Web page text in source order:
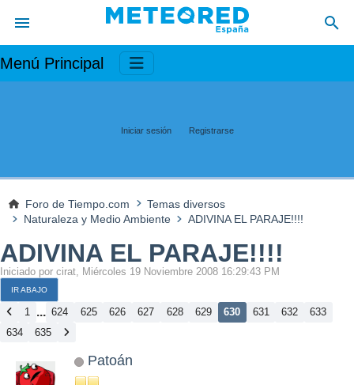
Menú Principal
Iniciar sesión Registrarse
Foro de Tiempo.com
Temas diversos
Naturaleza y Medio Ambiente
ADIVINA EL PARAJE!!!!
ADIVINA EL PARAJE!!!!
Iniciado por cirat, Miércoles 19 Noviembre 2008 16:29:43 PM
IR ABAJO
1 ... 624 625 626 627 628 629 630 631 632
633
634
635
Patoán